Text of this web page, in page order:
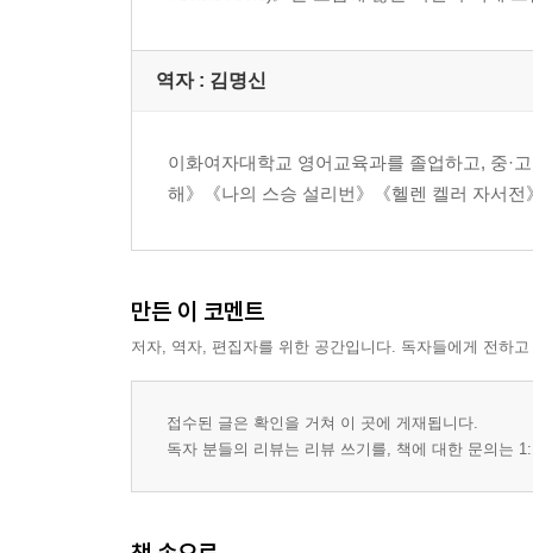
역자 : 김명신
이화여자대학교 영어교육과를 졸업하고, 중·
해》《나의 스승 설리번》《헬렌 켈러 자서
만든 이 코멘트
저자, 역자, 편집자를 위한 공간입니다. 독자들에게 전하
접수된 글은 확인을 거쳐 이 곳에 게재됩니다.
독자 분들의 리뷰는 리뷰 쓰기를, 책에 대한 문의는